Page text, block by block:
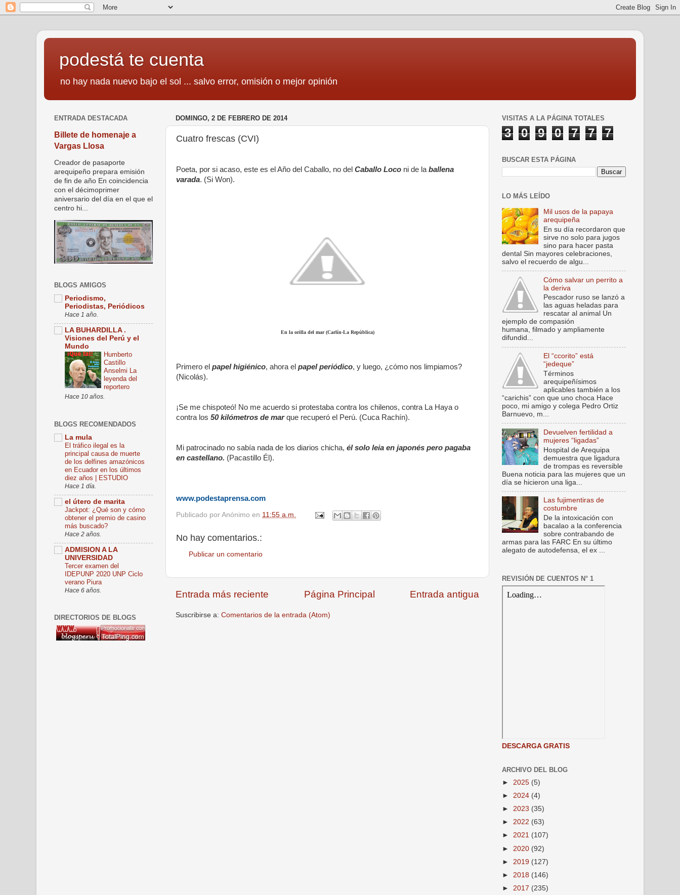
podestá te cuenta
no hay nada nuevo bajo el sol ... salvo error, omisión o mejor opinión
DOMINGO, 2 DE FEBRERO DE 2014
Cuatro frescas (CVI)
Poeta, por si acaso, este es el Año del Caballo, no del Caballo Loco ni de la ballena
varada. (Si Won).
En la orilla del mar (Carlín-La República)
Primero el papel higiénico, ahora el papel periódico, y luego, ¿cómo nos limpiamos?
(Nicolás).
¡Se me chispoteó! No me acuerdo si protestaba contra los chilenos, contra La Haya o
contra los 50 kilómetros de marque recuperó el Perú. (Cuca Rachín).
Mi patrocinado no sabía nada de los diarios chicha, él solo leia en japonés pero pagaba
en castellano. (Pacastillo Él).
www.podestaprensa.com
Publicado por Anónimo en 11:55 a.m.
No hay comentarios.:
Publicar un comentario
Entrada más reciente Entrada antigua
Página Principal
Suscribirse a: Comentarios de la entrada (Atom)
ENTRADA DESTACADA
Billete de homenaje a
Vargas Llosa
Creador de pasaporte
arequipeño prepara emisión
de fin de año En coincidencia
con el décimoprimer
aniversario del día en el que el
centro hi...
BLOGS AMIGOS
Periodismo,
Periodistas, Periódicos
Hace 1 año.
LA BUHARDILLA .
Visiones del Perú y el
Mundo
Humberto
Castillo
Anselmi La
leyenda del
reportero
Hace 10 años.
BLOGS RECOMENDADOS
La mula
El tráfico ilegal es la
principal causa de muerte
de los delfines amazónicos
en Ecuador en los últimos
diez años | ESTUDIO
Hace 1 día.
el útero de marita
Jackpot: ¿Qué son y cómo
obtener el premio de casino
más buscado?
Hace 2 años.
ADMISION A LA
UNIVERSIDAD
Tercer examen del
IDEPUNP 2020 UNP Ciclo
verano Piura
Hace 6 años.
DIRECTORIOS DE BLOGS
VISITAS A LA PÁGINA TOTALES
3 0 9 0 7 7 7
BUSCAR ESTA PÁGINA
LO MÁS LEÍDO
Mil usos de la papaya
arequipeña
En su día recordaron que
sirve no solo para jugos
sino para hacer pasta
dental Sin mayores celebraciones,
salvo el recuerdo de algu...
Cómo salvar un perrito a
la deriva
Pescador ruso se lanzó a
las aguas heladas para
rescatar al animal Un
ejemplo de compasión
humana, filmado y ampliamente
difundid...
El “ccorito” está
“jedeque”
Términos
arequipeñísimos
aplicables también a los
“carichis” con que uno choca Hace
poco, mi amigo y colega Pedro Ortiz
Barnuevo, m...
Devuelven fertilidad a
mujeres “ligadas”
Hospital de Arequipa
demuestra que ligadura
de trompas es reversible
Buena noticia para las mujeres que un
día se hicieron una liga...
Las fujimentiras de
costumbre
De la intoxicación con
bacalao a la conferencia
sobre contrabando de
armas para las FARC En su último
alegato de autodefensa, el ex ...
REVISIÓN DE CUENTOS N° 1
DESCARGA GRATIS
ARCHIVO DEL BLOG
► 2025 (5)
► 2024 (4)
► 2023 (35)
► 2022 (63)
► 2021 (107)
► 2020 (92)
► 2019 (127)
► 2018 (146)
► 2017 (235)